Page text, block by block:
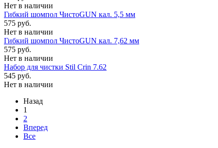
Нет в наличии
Гибкий шомпол ЧистоGUN кал. 5,5 мм
575 руб.
Нет в наличии
Гибкий шомпол ЧистоGUN кал. 7,62 мм
575 руб.
Нет в наличии
Набор для чистки Stil Crin 7.62
545 руб.
Нет в наличии
Назад
1
2
Вперед
Все